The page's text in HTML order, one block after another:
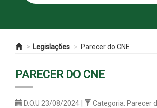
Legislações Parecer do CNE
PARECER DO CNE
D.O.U 23/08/2024 | Categoria: Parecer